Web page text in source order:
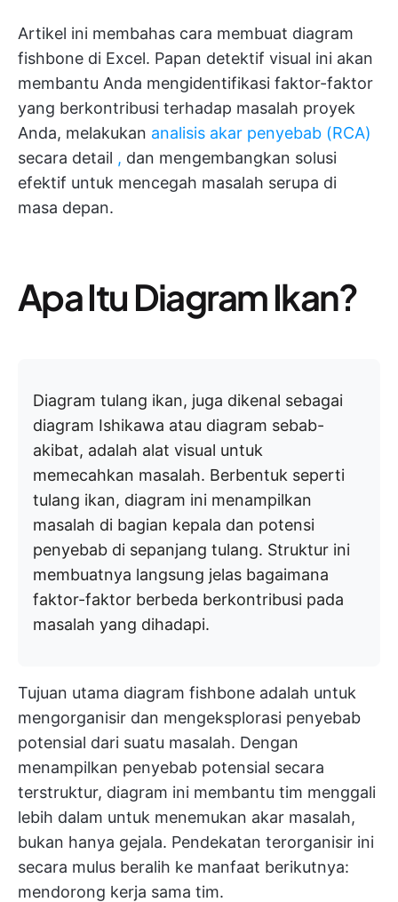
Artikel ini membahas cara membuat diagram
fishbone di Excel. Papan detektif visual ini akan
membantu Anda mengidentifikasi faktor-faktor
yang berkontribusi terhadap masalah proyek
Anda, melakukan analisis akar penyebab (RCA)
secara detail , dan mengembangkan solusi
efektif untuk mencegah masalah serupa di
masa depan.
Apa Itu Diagram Ikan?
Diagram tulang ikan, juga dikenal sebagai
diagram Ishikawa atau diagram sebab-
akibat, adalah alat visual untuk
memecahkan masalah. Berbentuk seperti
tulang ikan, diagram ini menampilkan
masalah di bagian kepala dan potensi
penyebab di sepanjang tulang. Struktur ini
membuatnya langsung jelas bagaimana
faktor-faktor berbeda berkontribusi pada
masalah yang dihadapi.
Tujuan utama diagram fishbone adalah untuk
mengorganisir dan mengeksplorasi penyebab
potensial dari suatu masalah. Dengan
menampilkan penyebab potensial secara
terstruktur, diagram ini membantu tim menggali
lebih dalam untuk menemukan akar masalah,
bukan hanya gejala. Pendekatan terorganisir ini
secara mulus beralih ke manfaat berikutnya:
mendorong kerja sama tim.